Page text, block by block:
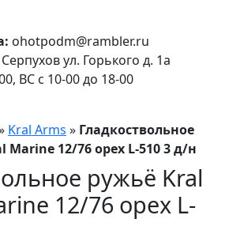
ВС с 10-00 до 18-00
ohotpodm@rambler.ru
Серпухов ул. Горького д. 1а
Kral Arms » Гладкоствольное
Marine 12/76 орех L-510 3 д/н
ружьё Kral
12/76 орех L-